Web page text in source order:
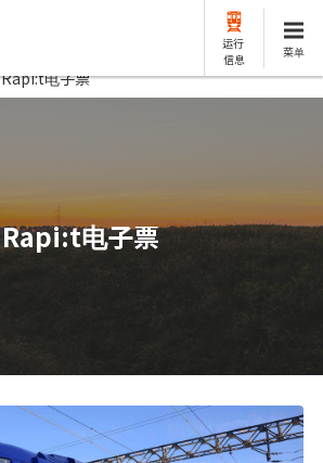
运行
信息
菜单
Rapi:t电子票
Rapi:t电子票